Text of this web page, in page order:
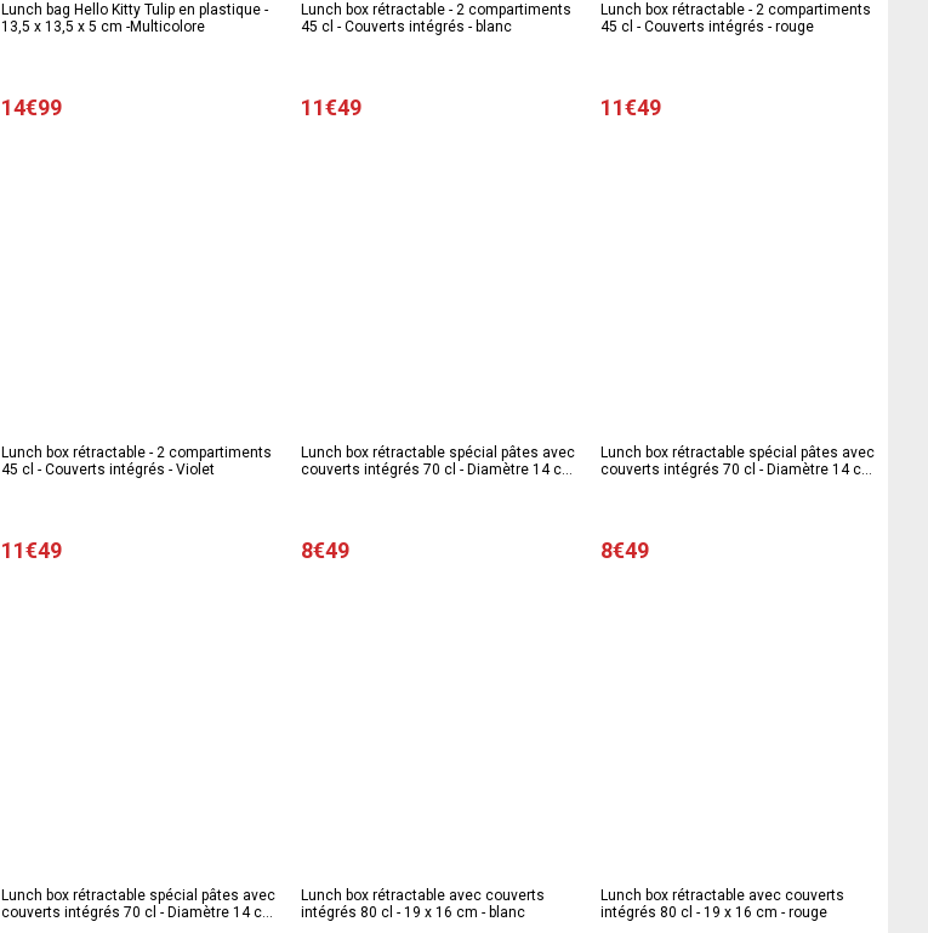
Lunch bag Hello Kitty Tulip en plastique -
13,5 x 13,5 x 5 cm -Multicolore
14€99
Lunch box rétractable - 2 compartiments
45 cl - Couverts intégrés - blanc
11€49
Lunch box rétractable - 2 compartiments
45 cl - Couverts intégrés - rouge
11€49
Lunch box rétractable - 2 compartiments
45 cl - Couverts intégrés - Violet
11€49
Lunch box rétractable spécial pâtes avec
couverts intégrés 70 cl - Diamètre 14 cm
8€49
Lunch box rétractable spécial pâtes avec
couverts intégrés 70 cl - Diamètre 14 cm
8€49
Lunch box rétractable spécial pâtes avec
couverts intégrés 70 cl - Diamètre 14 cm
Lunch box rétractable avec couverts
intégrés 80 cl - 19 x 16 cm - blanc
Lunch box rétractable avec couverts
intégrés 80 cl - 19 x 16 cm - rouge